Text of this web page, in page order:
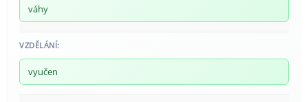
váhy
VZDĚLÁNÍ:
vyučen